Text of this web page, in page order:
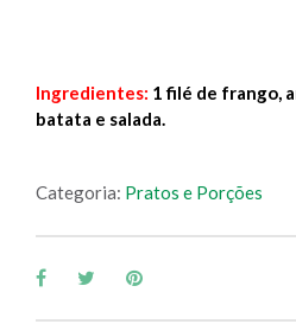
Ingredientes: 1 filé de frango,
batata e salada.
Categoria: Pratos e Porções